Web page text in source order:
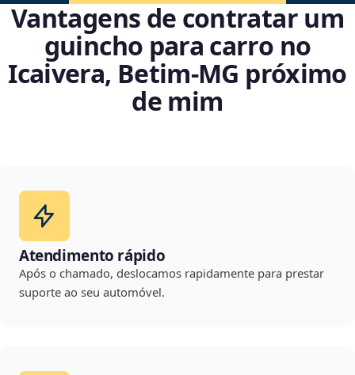
Vantagens de contratar um
guincho para carro no
Icaivera, Betim‑MG próximo
de mim
Atendimento rápido
Após o chamado, deslocamos rapidamente para prestar
suporte ao seu automóvel.